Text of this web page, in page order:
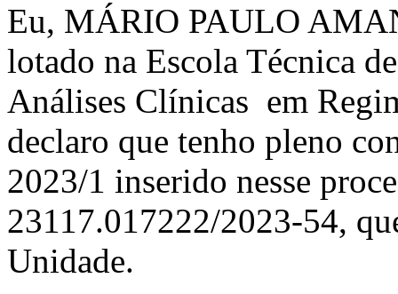
Eu, MÁRIO PAULO
lotado na Escola Técnica
Análises Clínicas em
declaro que tenho pleno
2023/1 inserido nesse
23117.017222/2023-54,
Unidade.